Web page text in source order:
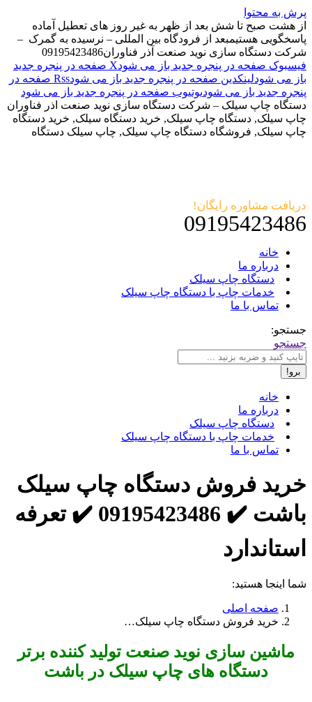
پرش به محتوا
از هشت صبح تا شش بعد از ظهر به غیر روز های تعطیل آماده
پاسخگویی هستیمبعد از فرودگاه بین المللی – نرسیده به گمرک –
شرکت دستگاه سازی نوید صنعت آذر فناوران09195423486
فیسبوک صفحه در پنجره جدید باز می شود
X صفحه در پنجره جدید
باز می شودلینکدین صفحه در پنجره جدید باز می شود
Rss صفحه در
پنجره جدید باز می شودیوتیوب صفحه در پنجره جدید باز می شود
دستگاه چاپ سیلک – شرکت دستگاه سازی نوید صنعت اذر فناوران
چاپ سیلک, دستگاه چاپ سیلک, خرید دستگاه سیلک, خرید دستگاه
چاپ سیلک, فروشگاه دستگاه چاپ سیلک, چاپ سیلک دستگاه
دریافت مشاوره رایگان!
09195423486
خانه
درباره ما
دستگاه چاپ سیلک
خدمات چاپ با دستگاه چاپ سیلک
تماس با ما
جستجو:
جستجو
خانه
درباره ما
دستگاه چاپ سیلک
خدمات چاپ با دستگاه چاپ سیلک
تماس با ما
خرید فروش دستگاه چاپ سیلک
باشت ✔️ 09195423486 ✔️ تعرفه
استاندارد
شما اینجا هستید:
صفحه اصلی
خرید فروش دستگاه چاپ سیلک…
ماشین سازی نوید صنعت تولید کننده برتر
دستگاه های چاپ سیلک در باشت